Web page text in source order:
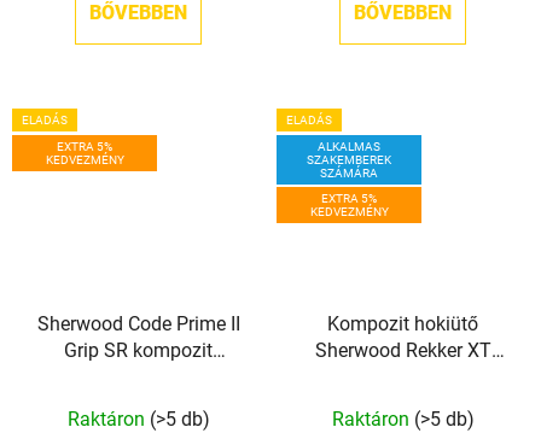
BŐVEBBEN BŐVEBBEN
ELADÁS
EXTRA 5%
KEDVEZMÉNY
Sherwood Code Prime II
Grip SR kompozit
Raktáron (>5 db)
ELADÁS
ALKALMAS
SZAKEMBEREK
SZÁMÁRA
EXTRA 5%
KEDVEZMÉNY
Kompozit hokiütő
Sherwood Rekker XT
Raktáron (>5 db)